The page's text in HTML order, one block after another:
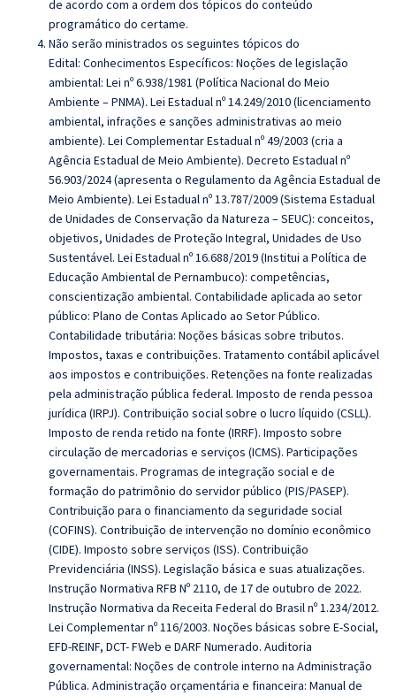
de acordo com a ordem dos tópicos do conteúdo
programático do certame.
Não serão ministrados os seguintes tópicos do
Edital: Conhecimentos Específicos: Noções de legislação
ambiental: Lei nº 6.938/1981 (Política Nacional do Meio
Ambiente – PNMA). Lei Estadual nº 14.249/2010 (licenciamento
ambiental, infrações e sanções administrativas ao meio
ambiente). Lei Complementar Estadual nº 49/2003 (cria a
Agência Estadual de Meio Ambiente). Decreto Estadual nº
56.903/2024 (apresenta o Regulamento da Agência Estadual de
Meio Ambiente). Lei Estadual nº 13.787/2009 (Sistema Estadual
de Unidades de Conservação da Natureza – SEUC): conceitos,
objetivos, Unidades de Proteção Integral, Unidades de Uso
Sustentável. Lei Estadual nº 16.688/2019 (Institui a Política de
Educação Ambiental de Pernambuco): competências,
conscientização ambiental. Contabilidade aplicada ao setor
público: Plano de Contas Aplicado ao Setor Público.
Contabilidade tributária: Noções básicas sobre tributos.
Impostos, taxas e contribuições. Tratamento contábil aplicável
aos impostos e contribuições. Retenções na fonte realizadas
pela administração pública federal. Imposto de renda pessoa
jurídica (IRPJ). Contribuição social sobre o lucro líquido (CSLL).
Imposto de renda retido na fonte (IRRF). Imposto sobre
circulação de mercadorias e serviços (ICMS). Participações
governamentais. Programas de integração social e de
formação do patrimônio do servidor público (PIS/PASEP).
Contribuição para o financiamento da seguridade social
(COFINS). Contribuição de intervenção no domínio econômico
(CIDE). Imposto sobre serviços (ISS). Contribuição
Previdenciária (INSS). Legislação básica e suas atualizações.
Instrução Normativa RFB Nº 2110, de 17 de outubro de 2022.
Instrução Normativa da Receita Federal do Brasil nº 1.234/2012.
Lei Complementar nº 116/2003. Noções básicas sobre E-Social,
EFD-REINF, DCT- FWeb e DARF Numerado. Auditoria
governamental: Noções de controle interno na Administração
Pública. Administração orçamentária e financeira: Manual de